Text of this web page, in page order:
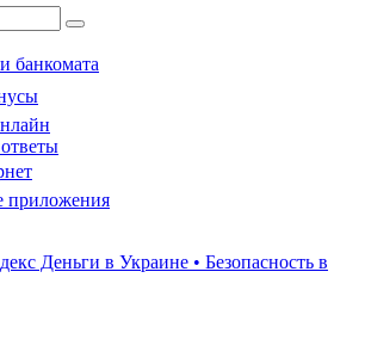
банкомата
приложения
Деньги в Украине • Безопасность в